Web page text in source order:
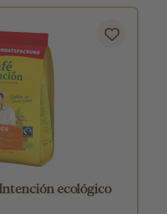
ecológico